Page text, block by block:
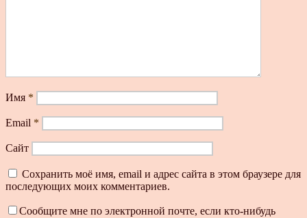
Имя *
Email *
Сайт
Сохранить моё имя, email и адрес сайта в этом браузере для
последующих моих комментариев.
Сообщите мне по электронной почте, если кто-нибудь